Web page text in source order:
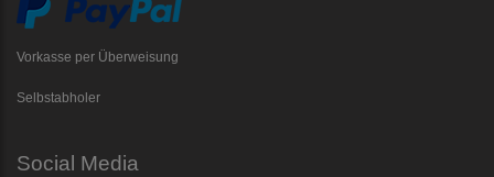
Vorkasse per Überweisung
Selbstabholer
Social Media